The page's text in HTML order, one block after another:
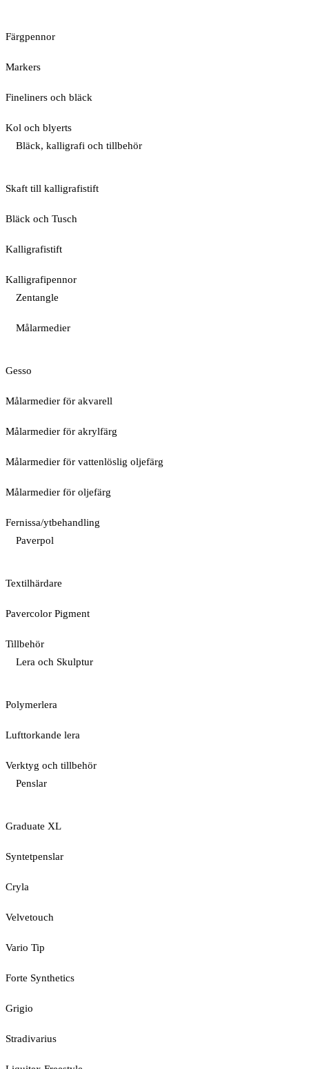
Färgpennor
Markers
Fineliners och bläck
Kol och blyerts
Bläck, kalligrafi och tillbehör
Skaft till kalligrafistift
Bläck och Tusch
Kalligrafistift
Kalligrafipennor
Zentangle
Målarmedier
Gesso
Målarmedier för akvarell
Målarmedier för akrylfärg
Målarmedier för vattenlöslig oljefärg
Målarmedier för oljefärg
Fernissa/ytbehandling
Paverpol
Textilhärdare
Pavercolor Pigment
Tillbehör
Lera och Skulptur
Polymerlera
Lufttorkande lera
Verktyg och tillbehör
Penslar
Graduate XL
Syntetpenslar
Cryla
Velvetouch
Vario Tip
Forte Synthetics
Grigio
Stradivarius